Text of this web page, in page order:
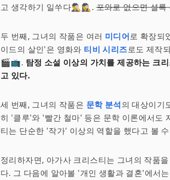
고 생각하기 일쑤다🕵️‍♂️🕵️‍♀️.포와로 없으면 셜
두 번째, 그녀의 작품은 여러 미디어로 확장되
이드의 살인'은 영화와 티비 시리즈로도 제작
🎬📺. 탐정 소설 이상의 가치를 제공하는 크
고 있다.
세 번째, 그녀의 작품은 문학 분석의 대상이기
히 '클루'와 '빨간 철마' 등은 문학 이론에서도
티는 단순한 '작가' 이상의 역할을 했다고 볼
정리하자면, 아가사 크리스티는 그녀의 작품
다. 그 다음에 알아볼 '개인 생활과 결혼'에서